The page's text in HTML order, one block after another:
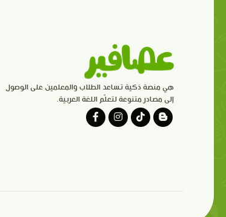
هي منصة ذكية تساعد الطلاب والمعلمين على الوصول
إلى مصادر متنوعة لتعلّم اللغة العربية.